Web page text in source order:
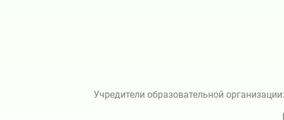
Учредители образовательной